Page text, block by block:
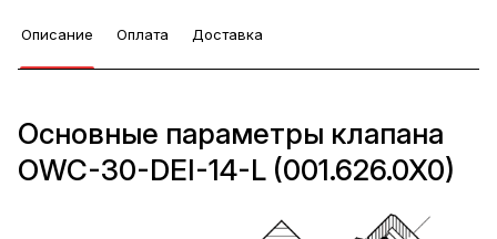
Описание Оплата Доставка
Основные параметры клапана
OWC-30-DEI-14-L (001.626.0X0)